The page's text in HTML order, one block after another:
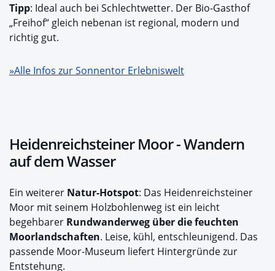
Tipp: Ideal auch bei Schlechtwetter. Der Bio-Gasthof
„Freihof“ gleich nebenan ist regional, modern und
richtig gut.
»Alle Infos zur Sonnentor Erlebniswelt
Heidenreichsteiner Moor - Wandern
auf dem Wasser
Ein weiterer Natur-Hotspot: Das Heidenreichsteiner
Moor mit seinem Holzbohlenweg ist ein leicht
begehbarer Rundwanderweg über die feuchten
Moorlandschaften. Leise, kühl, entschleunigend. Das
passende Moor-Museum liefert Hintergründe zur
Entstehung.